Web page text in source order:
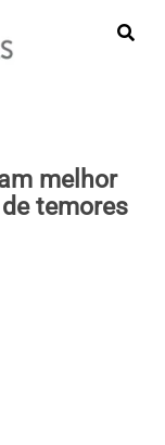
melhor
temores